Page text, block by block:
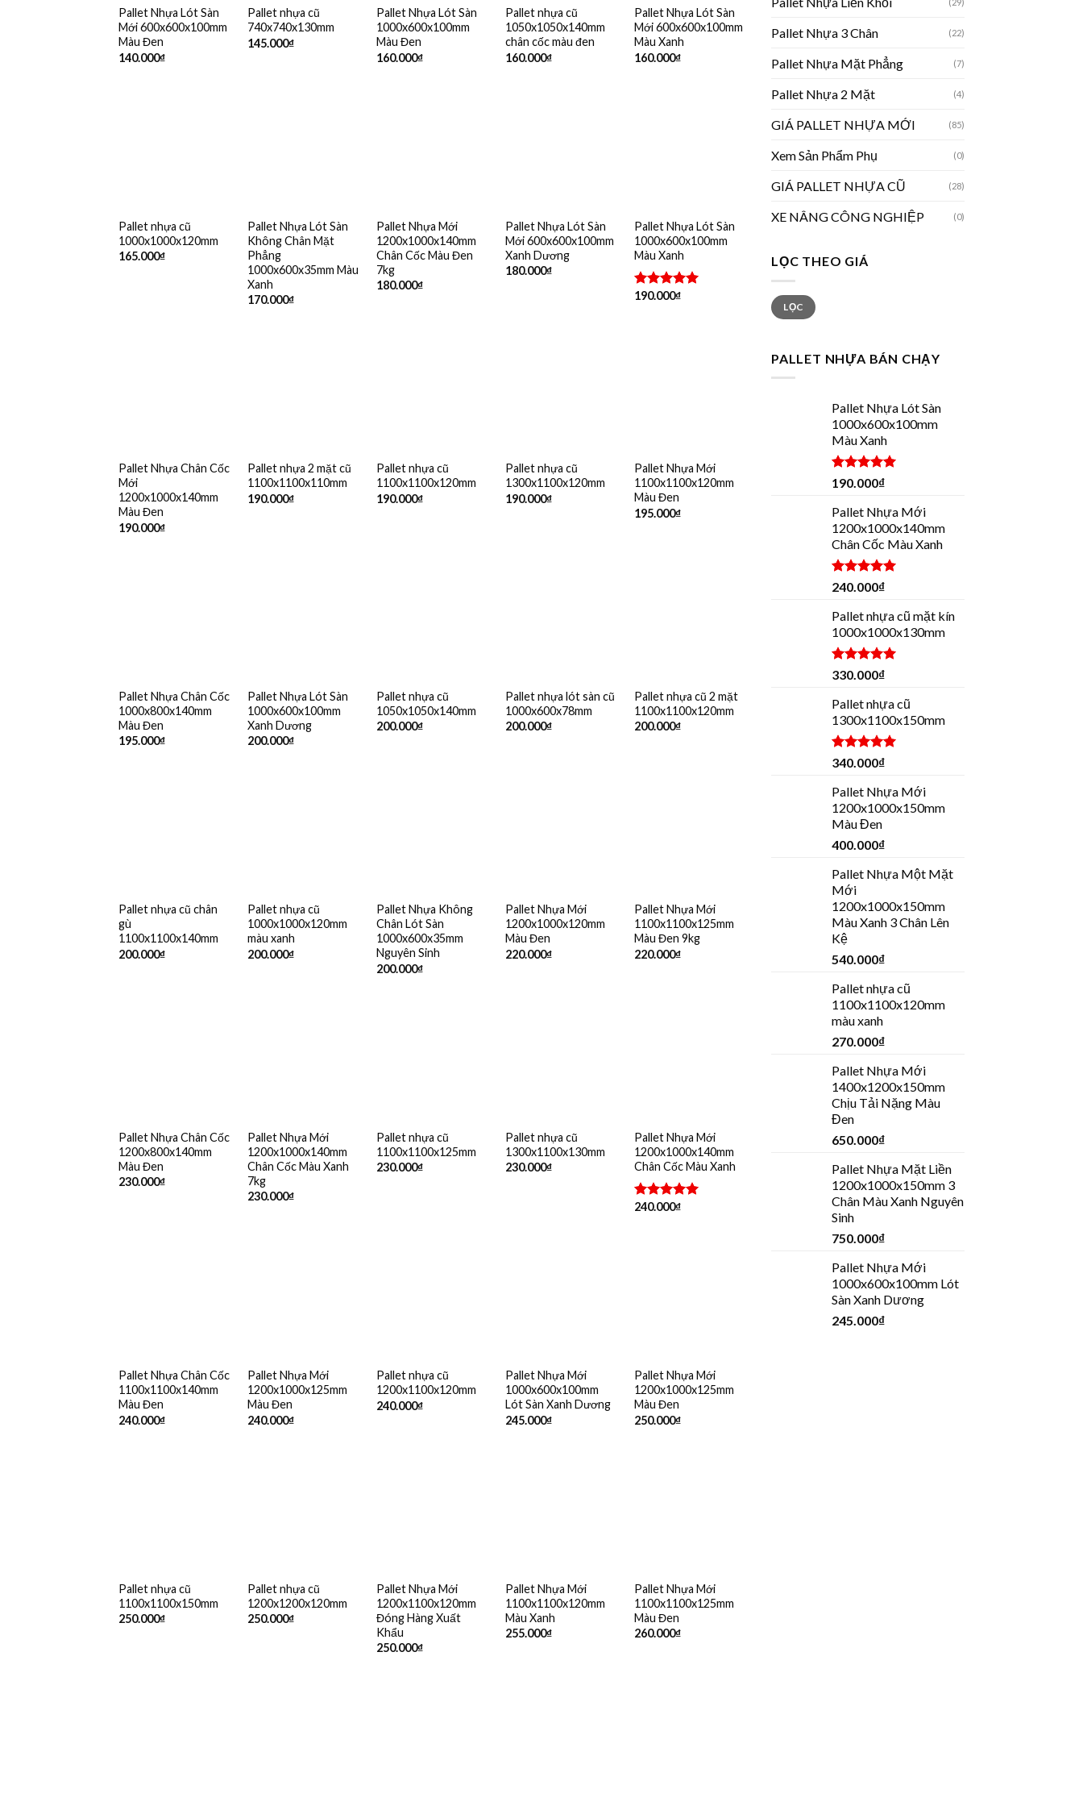
Pallet Nhựa Lót Sàn
Mới 600x600x100mm
Màu Đen
140.000₫
Pallet nhựa cũ
740x740x130mm
145.000₫
Pallet Nhựa Lót Sàn
1000x600x100mm
Màu Đen
160.000₫
Pallet nhựa cũ
1050x1050x140mm
chân cốc màu đen
160.000₫
Pallet Nhựa Lót Sàn
Mới 600x600x100mm
Màu Xanh
160.000₫
Pallet nhựa cũ
1000x1000x120mm
165.000₫
Pallet Nhựa Lót Sàn
Không Chân Mặt
Phẳng
1000x600x35mm Màu
Xanh
170.000₫
Pallet Nhựa Mới
1200x1000x140mm
Chân Cốc Màu Đen
7kg
180.000₫
Pallet Nhựa Lót Sàn
Mới 600x600x100mm
Xanh Dương
180.000₫
Pallet Nhựa Lót Sàn
1000x600x100mm
Màu Xanh
Được xếp
190.000₫
Pallet Nhựa Chân Cốc
Mới
1200x1000x140mm
Màu Đen
190.000₫
Pallet nhựa 2 mặt cũ
1100x1100x110mm
190.000₫
Pallet nhựa cũ
1100x1100x120mm
190.000₫
Pallet nhựa cũ
1300x1100x120mm
190.000₫
Pallet Nhựa Mới
1100x1100x120mm
Màu Đen
195.000₫
Pallet Nhựa Chân Cốc
1000x800x140mm
Màu Đen
195.000₫
Pallet Nhựa Lót Sàn
1000x600x100mm
Xanh Dương
200.000₫
Pallet nhựa cũ
1050x1050x140mm
200.000₫
Pallet nhựa lót sàn cũ
1000x600x78mm
200.000₫
Pallet nhựa cũ 2 mặt
1100x1100x120mm
200.000₫
Pallet nhựa cũ chân
gù
1100x1100x140mm
200.000₫
Pallet nhựa cũ
1000x1000x120mm
màu xanh
200.000₫
Pallet Nhựa Không
Chân Lót Sàn
1000x600x35mm
Nguyên Sinh
200.000₫
Pallet Nhựa Mới
1200x1000x120mm
Màu Đen
220.000₫
Pallet Nhựa Mới
1100x1100x125mm
Màu Đen 9kg
220.000₫
Pallet Nhựa Chân Cốc
1200x800x140mm
Màu Đen
230.000₫
Pallet Nhựa Mới
1200x1000x140mm
Chân Cốc Màu Xanh
7kg
230.000₫
Pallet nhựa cũ
1100x1100x125mm
230.000₫
Pallet nhựa cũ
1300x1100x130mm
230.000₫
Pallet Nhựa Mới
1200x1000x140mm
Chân Cốc Màu Xanh
Được xếp
240.000₫
Pallet Nhựa Chân Cốc
1100x1100x140mm
Màu Đen
240.000₫
Pallet Nhựa Mới
1200x1000x125mm
Màu Đen
240.000₫
Pallet nhựa cũ
1200x1100x120mm
240.000₫
Pallet Nhựa Mới
1000x600x100mm
Lót Sàn Xanh Dương
245.000₫
Pallet Nhựa Mới
1200x1000x125mm
Màu Đen
250.000₫
Pallet nhựa cũ
1100x1100x150mm
250.000₫
Pallet nhựa cũ
1200x1200x120mm
250.000₫
Pallet Nhựa Mới
1200x1100x120mm
Đóng Hàng Xuất
Khẩu
250.000₫
Pallet Nhựa Mới
1100x1100x120mm
Màu Xanh
255.000₫
Pallet Nhựa Mới
1100x1100x125mm
Màu Đen
260.000₫
(29)
Pallet Nhựa 3 Chân (22)
Pallet Nhựa Mặt Phẳng (7)
Pallet Nhựa 2 Mặt (4)
GIÁ PALLET NHỰA MỚI (85)
Xem Sản Phẩm Phụ (0)
GIÁ PALLET NHỰA CŨ (28)
XE NÂNG CÔNG NGHIỆP (0)
LỌC THEO GIÁ
LỌC
PALLET NHỰA BÁN CHẠY
Pallet Nhựa Lót Sàn
1000x600x100mm
Màu Xanh
Được xếp
5 sao
190.000₫
Pallet Nhựa Mới
1200x1000x140mm
Chân Cốc Màu Xanh
Được xếp
5 sao
240.000₫
Pallet nhựa cũ mặt kín
1000x1000x130mm
Được xếp
5 sao
330.000₫
Pallet nhựa cũ
1300x1100x150mm
Được xếp
5 sao
340.000₫
Pallet Nhựa Mới
1200x1000x150mm
Màu Đen
400.000₫
Pallet Nhựa Một Mặt
Mới
1200x1000x150mm
Màu Xanh 3 Chân Lên
Kệ
540.000₫
Pallet nhựa cũ
1100x1100x120mm
màu xanh
270.000₫
Pallet Nhựa Mới
1400x1200x150mm
Chịu Tải Nặng Màu
Đen
650.000₫
Pallet Nhựa Mặt Liền
1200x1000x150mm 3
Chân Màu Xanh Nguyên
Sinh
750.000₫
Pallet Nhựa Mới
1000x600x100mm Lót
Sàn Xanh Dương
245.000₫